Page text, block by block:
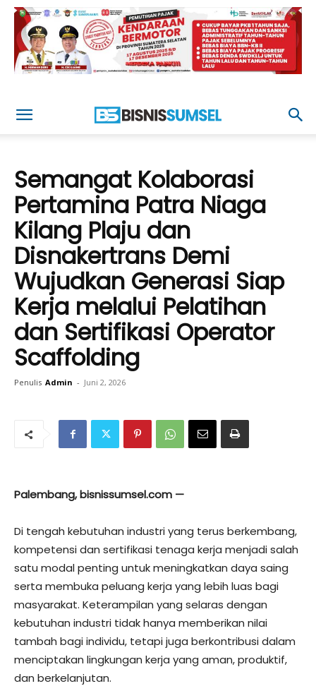
Semangat Kolaborasi
Pertamina Patra Niaga
Kilang Plaju dan
Disnakertrans Demi
Wujudkan Generasi Siap
Kerja melalui Pelatihan
dan Sertifikasi Operator
Scaffolding
Penulis Admin - Juni 2, 2026
Palembang, bisnissumsel.com —
Di tengah kebutuhan industri yang terus berkembang,
kompetensi dan sertifikasi tenaga kerja menjadi salah
satu modal penting untuk meningkatkan daya saing
serta membuka peluang kerja yang lebih luas bagi
masyarakat. Keterampilan yang selaras dengan
kebutuhan industri tidak hanya memberikan nilai
tambah bagi individu, tetapi juga berkontribusi dalam
menciptakan lingkungan kerja yang aman, produktif,
dan berkelanjutan.